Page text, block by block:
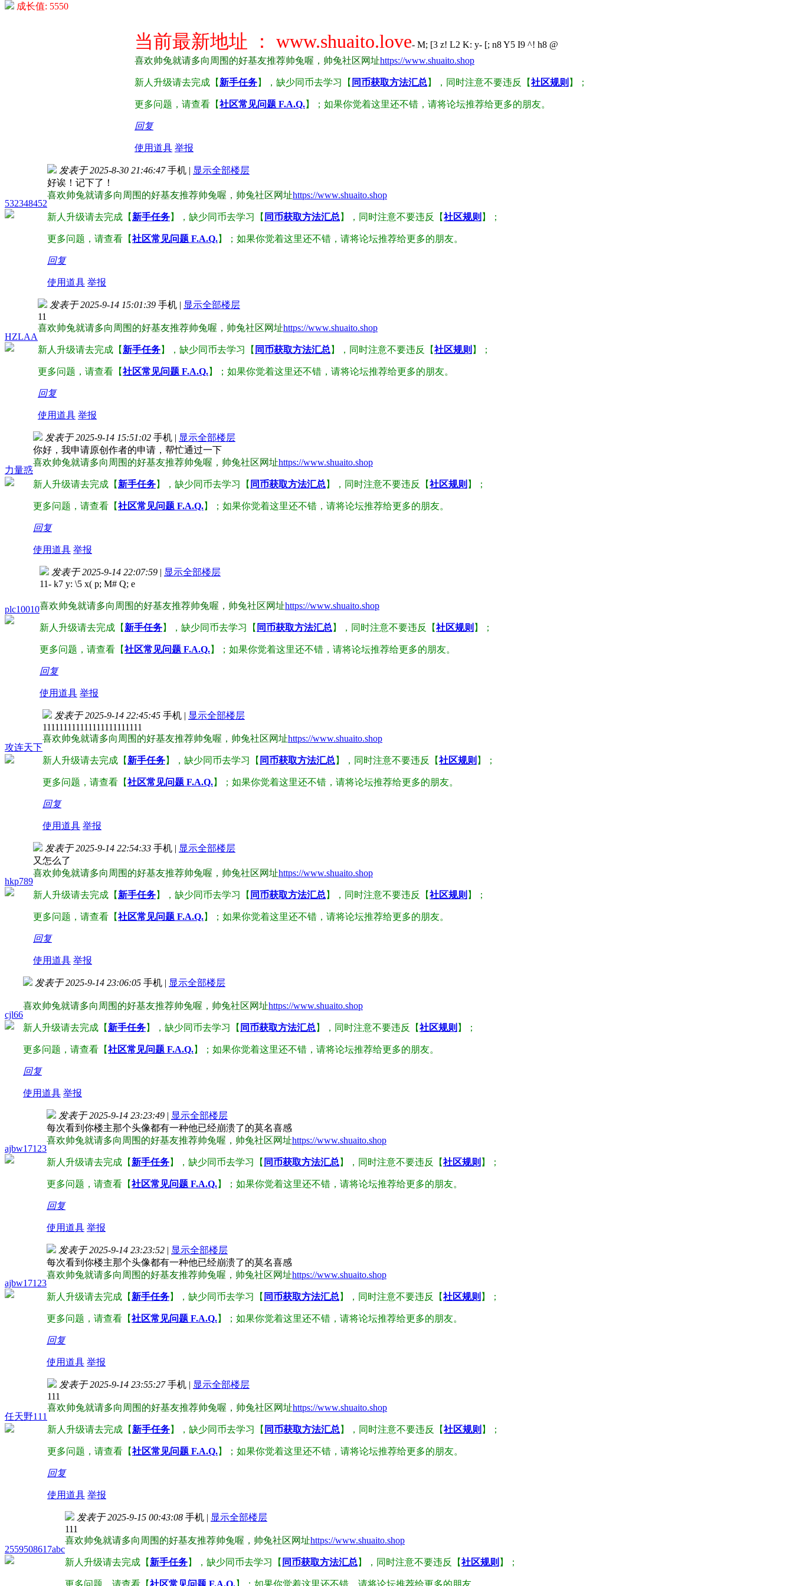
成长值: 5550
当前最新地址 ： www.shuaito.love- M; [3 z! L2 K: y- [; n8 Y5 I9 ^! h8 @
喜欢帅兔就请多向周围的好基友推荐帅兔喔，帅兔社区网址https://www.shuaito.shop
新人升级请去完成【 新手任务】，缺少同币去学习【 同币获取方法汇总 】，同时注意不要违反【社区规则 】；
更多问题，请查看【社区常见问题 F.A.Q.】；如果你觉着这里还不错，请将论坛推荐给更多的朋友。
回复
使用道具 举报
532348452
发表于 2025-8-30 21:46:47 手机 | 显示全部楼层
好诶！记下了！
喜欢帅兔就请多向周围的好基友推荐帅兔喔，帅兔社区网址https://www.shuaito.shop
新人升级请去完成【 新手任务】，缺少同币去学习【 同币获取方法汇总 】，同时注意不要违反【社区规则 】；
更多问题，请查看【社区常见问题 F.A.Q.】；如果你觉着这里还不错，请将论坛推荐给更多的朋友。
回复
使用道具 举报
HZLAA
发表于 2025-9-14 15:01:39 手机 | 显示全部楼层
11
喜欢帅兔就请多向周围的好基友推荐帅兔喔，帅兔社区网址https://www.shuaito.shop
新人升级请去完成【 新手任务】，缺少同币去学习【 同币获取方法汇总 】，同时注意不要违反【社区规则 】；
更多问题，请查看【社区常见问题 F.A.Q.】；如果你觉着这里还不错，请将论坛推荐给更多的朋友。
回复
使用道具 举报
力量惑
发表于 2025-9-14 15:51:02 手机 | 显示全部楼层
你好，我申请原创作者的申请，帮忙通过一下
喜欢帅兔就请多向周围的好基友推荐帅兔喔，帅兔社区网址https://www.shuaito.shop
新人升级请去完成【 新手任务】，缺少同币去学习【 同币获取方法汇总 】，同时注意不要违反【社区规则 】；
更多问题，请查看【社区常见问题 F.A.Q.】；如果你觉着这里还不错，请将论坛推荐给更多的朋友。
回复
使用道具 举报
plc10010
发表于 2025-9-14 22:07:59 | 显示全部楼层
11- k7 y: \5 x( p; M# Q; e
喜欢帅兔就请多向周围的好基友推荐帅兔喔，帅兔社区网址https://www.shuaito.shop
新人升级请去完成【 新手任务】，缺少同币去学习【 同币获取方法汇总 】，同时注意不要违反【社区规则 】；
更多问题，请查看【社区常见问题 F.A.Q.】；如果你觉着这里还不错，请将论坛推荐给更多的朋友。
回复
使用道具 举报
攻连天下
发表于 2025-9-14 22:45:45 手机 | 显示全部楼层
111111111111111111111111
喜欢帅兔就请多向周围的好基友推荐帅兔喔，帅兔社区网址https://www.shuaito.shop
新人升级请去完成【 新手任务】，缺少同币去学习【 同币获取方法汇总 】，同时注意不要违反【社区规则 】；
更多问题，请查看【社区常见问题 F.A.Q.】；如果你觉着这里还不错，请将论坛推荐给更多的朋友。
回复
使用道具 举报
hkp789
发表于 2025-9-14 22:54:33 手机 | 显示全部楼层
又怎么了
喜欢帅兔就请多向周围的好基友推荐帅兔喔，帅兔社区网址https://www.shuaito.shop
新人升级请去完成【 新手任务】，缺少同币去学习【 同币获取方法汇总 】，同时注意不要违反【社区规则 】；
更多问题，请查看【社区常见问题 F.A.Q.】；如果你觉着这里还不错，请将论坛推荐给更多的朋友。
回复
使用道具 举报
cjl66
发表于 2025-9-14 23:06:05 手机 | 显示全部楼层
喜欢帅兔就请多向周围的好基友推荐帅兔喔，帅兔社区网址https://www.shuaito.shop
新人升级请去完成【 新手任务】，缺少同币去学习【 同币获取方法汇总 】，同时注意不要违反【社区规则 】；
更多问题，请查看【社区常见问题 F.A.Q.】；如果你觉着这里还不错，请将论坛推荐给更多的朋友。
回复
使用道具 举报
ajbw17123
发表于 2025-9-14 23:23:49 | 显示全部楼层
每次看到你楼主那个头像都有一种他已经崩溃了的莫名喜感
喜欢帅兔就请多向周围的好基友推荐帅兔喔，帅兔社区网址https://www.shuaito.shop
新人升级请去完成【 新手任务】，缺少同币去学习【 同币获取方法汇总 】，同时注意不要违反【社区规则 】；
更多问题，请查看【社区常见问题 F.A.Q.】；如果你觉着这里还不错，请将论坛推荐给更多的朋友。
回复
使用道具 举报
ajbw17123
发表于 2025-9-14 23:23:52 | 显示全部楼层
每次看到你楼主那个头像都有一种他已经崩溃了的莫名喜感
喜欢帅兔就请多向周围的好基友推荐帅兔喔，帅兔社区网址https://www.shuaito.shop
新人升级请去完成【 新手任务】，缺少同币去学习【 同币获取方法汇总 】，同时注意不要违反【社区规则 】；
更多问题，请查看【社区常见问题 F.A.Q.】；如果你觉着这里还不错，请将论坛推荐给更多的朋友。
回复
使用道具 举报
任天野111
发表于 2025-9-14 23:55:27 手机 | 显示全部楼层
111
喜欢帅兔就请多向周围的好基友推荐帅兔喔，帅兔社区网址https://www.shuaito.shop
新人升级请去完成【 新手任务】，缺少同币去学习【 同币获取方法汇总 】，同时注意不要违反【社区规则 】；
更多问题，请查看【社区常见问题 F.A.Q.】；如果你觉着这里还不错，请将论坛推荐给更多的朋友。
回复
使用道具 举报
2559508617abc
发表于 2025-9-15 00:43:08 手机 | 显示全部楼层
111
喜欢帅兔就请多向周围的好基友推荐帅兔喔，帅兔社区网址https://www.shuaito.shop
新人升级请去完成【 新手任务】，缺少同币去学习【 同币获取方法汇总 】，同时注意不要违反【社区规则 】；
更多问题，请查看【社区常见问题 F.A.Q. 】；如果你觉着这里还不错，请将论坛推荐给更多的朋友。